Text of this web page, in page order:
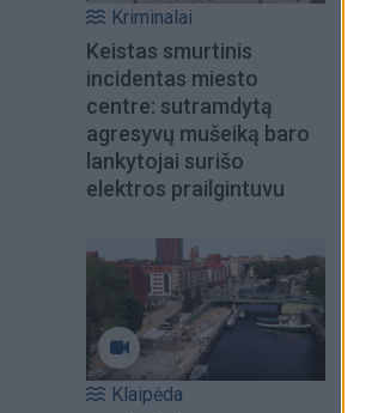
Kriminalai
Keistas smurtinis
incidentas miesto
centre: sutramdytą
agresyvų mušeiką baro
lankytojai surišo
elektros prailgintuvu
Klaipėda